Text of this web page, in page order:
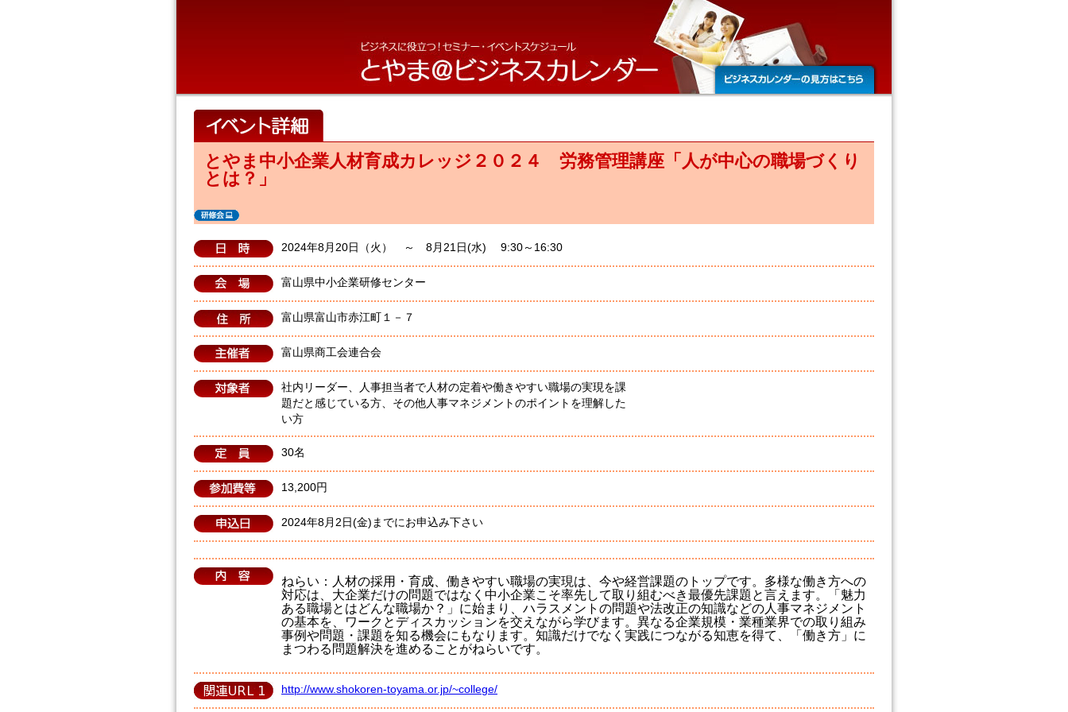
とやま中小企業人材育成カレッジ２０２４ 労務管理講座「人が中心の職場づくり
とは？」
2024年8月20日（火） ～ 8月21日(水) 9:30～16:30
富山県中小企業研修センター
富山県富山市赤江町１－７
富山県商工会連合会
社内リーダー、人事担当者で人材の定着や働きやすい職場の実現を課
題だと感じている方、その他人事マネジメントのポイントを理解した
い方
30名
13,200円
2024年8月2日(金)までにお申込み下さい
ねらい：人材の採用・育成、働きやすい職場の実現は、今や経営課題のトップです。多様な働き方への
対応は、大企業だけの問題ではなく中小企業こそ率先して取り組むべき最優先課題と言えます。「魅力
ある職場とはどんな職場か？」に始まり、ハラスメントの問題や法改正の知識などの人事マネジメント
の基本を、ワークとディスカッションを交えながら学びます。異なる企業規模・業種業界での取り組み
事例や問題・課題を知る機会にもなります。知識だけでなく実践につながる知恵を得て、「働き方」に
まつわる問題解決を進めることがねらいです。
http://www.shokoren-toyama.or.jp/~college/